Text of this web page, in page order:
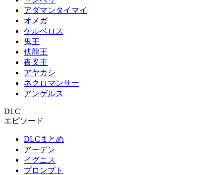
アダマンタイマイ
オメガ
ケルベロス
鬼王
伏龍王
夜叉王
アヤカシ
ネクロマンサー
アンゲルス
DLC
エピソード
DLCまとめ
アーデン
イグニス
プロンプト